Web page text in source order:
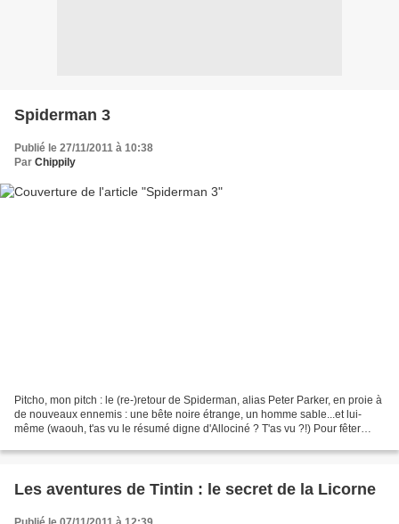
Spiderman 3
Publié le 27/11/2011 à 10:38
Par Chippily
Pitcho, mon pitch : le (re-)retour de Spiderman, alias Peter Parker, en proie à
de nouveaux ennemis : une bête noire étrange, un homme sable...et lui-
même (waouh, t'as vu le résumé digne d'Allociné ? T'as vu ?!) Pour fêter
Les aventures de Tintin : le secret de la Licorne